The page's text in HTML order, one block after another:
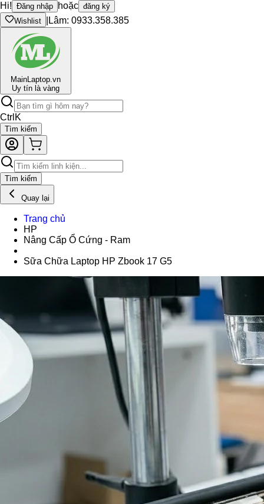
Hi! Đăng nhập hoặc đăng ký
Wishlist
Lâm: 0933.358.385
MainLaptop.vn
Uy tín là vàng
Ctrl K
Tìm kiếm
Tìm kiếm
Quay lại
Trang chủ
HP
Nâng Cấp Ổ Cứng - Ram
Sữa Chữa Laptop HP Zbook 17 G5